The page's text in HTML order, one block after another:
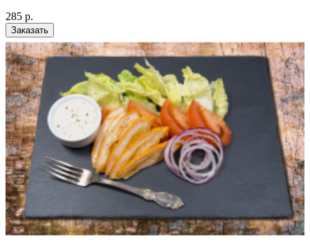
285 р.
Заказать